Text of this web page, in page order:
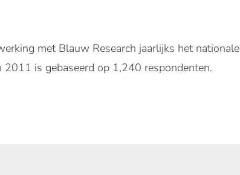
met Blauw Research jaarlijks het nationale
is gebaseerd op 1,240 respondenten.